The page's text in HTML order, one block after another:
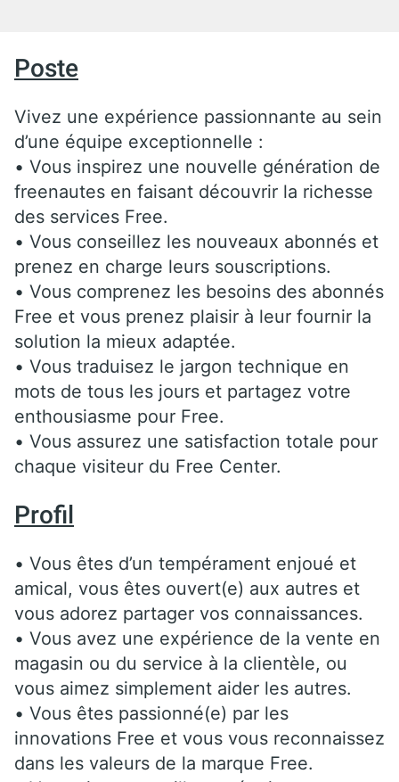
Poste
Vivez une expérience passionnante au sein
d’une équipe exceptionnelle :
• Vous inspirez une nouvelle génération de
freenautes en faisant découvrir la richesse
des services Free.
• Vous conseillez les nouveaux abonnés et
prenez en charge leurs souscriptions.
• Vous comprenez les besoins des abonnés
Free et vous prenez plaisir à leur fournir la
solution la mieux adaptée.
• Vous traduisez le jargon technique en
mots de tous les jours et partagez votre
enthousiasme pour Free.
• Vous assurez une satisfaction totale pour
chaque visiteur du Free Center.
Profil
• Vous êtes d’un tempérament enjoué et
amical, vous êtes ouvert(e) aux autres et
vous adorez partager vos connaissances.
• Vous avez une expérience de la vente en
magasin ou du service à la clientèle, ou
vous aimez simplement aider les autres.
• Vous êtes passionné(e) par les
innovations Free et vous vous reconnaissez
dans les valeurs de la marque Free.